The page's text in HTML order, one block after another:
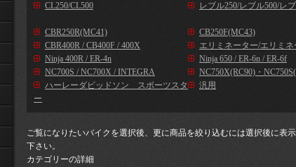
CL250/CL500
レブル250/レブル500/レ
CBR250R(MC41)
CB250F(MC43)
CBR400R / CB400F / 400X
エリミネーター/エリミネ
Ninja 400R / ER-4n
Ninja 650 / ER-6n / ER-6f
NC700S / NC700X / INTEGRA
NC750X(RC90)・
ハーレーダビッドソン スポーツスタ
ー
汎用
ご覧になりたいバイクを選択後、更に商品を絞り込むには選択後に表
下さい。
カテゴリーの詳細